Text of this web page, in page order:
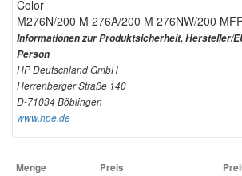
Color
M276N/200 M 276A/200 M 276NW/200
Informationen zur Produktsicherheit, Hersteller/
Person
HP Deutschland GmbH
Herrenberger Straße 140
D-71034 Böblingen
www.hpe.de
Menge
Preis